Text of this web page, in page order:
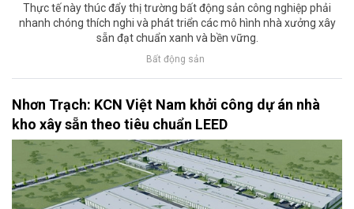
Thực tế này thúc đẩy thị trường bất động sản công nghiệp phải
nhanh chóng thích nghi và phát triển các mô hình nhà xưởng xây
sẵn đạt chuẩn xanh và bền vững.
Bất động sản
Nhơn Trạch: KCN Việt Nam khởi công dự án nhà
kho xây sẵn theo tiêu chuẩn LEED